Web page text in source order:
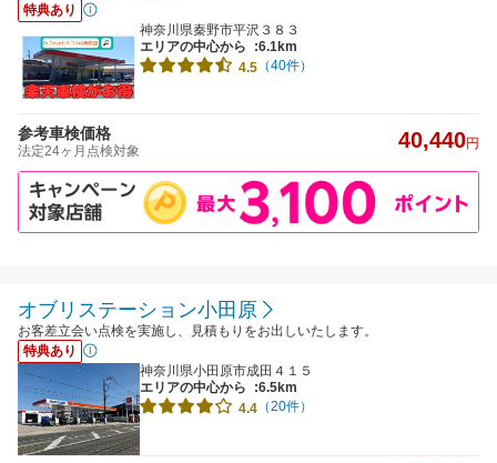
特典あり
神奈川県秦野市平沢３８３
エリアの中心から
:6.1km
4.5 （40件）
参考車検価格
法定24ヶ月点検対象 40,440円
オブリステーション小田原
お客差立会い点検を実施し、見積もりをお出しいたします。
特典あり
神奈川県小田原市成田４１５
エリアの中心から
:6.5km
4.4 （20件）